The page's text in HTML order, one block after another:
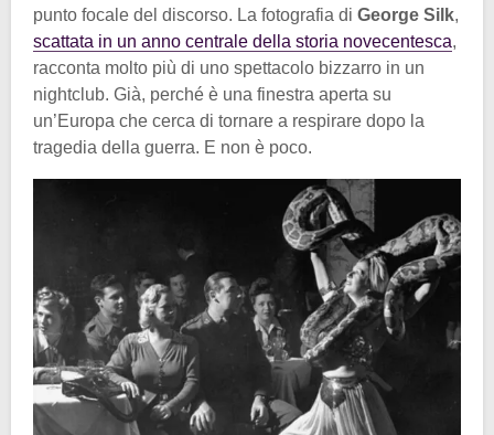
punto focale del discorso. La fotografia di George Silk,
scattata in un anno centrale della storia novecentesca,
racconta molto più di uno spettacolo bizzarro in un
nightclub. Già, perché è una finestra aperta su
un’Europa che cerca di tornare a respirare dopo la
tragedia della guerra. E non è poco.